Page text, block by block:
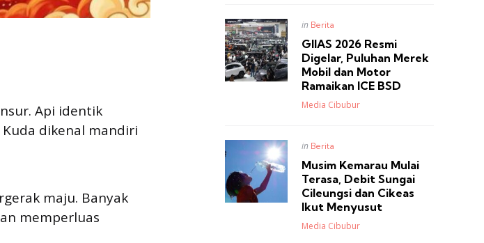
Api identik
dikenal mandiri
maju. Banyak
memperluas
Posted
in Berita
GIIAS 2026 Resmi
Digelar, Puluhan Merek
Mobil dan Motor
Ramaikan ICE BSD
Posted
Media Cibubur
Posted
in Berita
Musim Kemarau Mulai
Terasa, Debit Sungai
Cileungsi dan Cikeas
Ikut Menyusut
Posted
Media Cibubur